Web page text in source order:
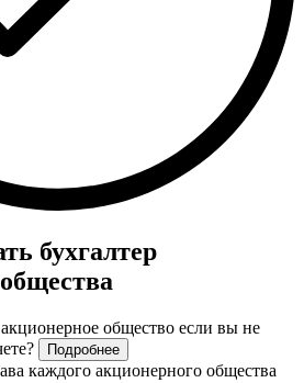
бухгалтер
общество если вы не
Подробнее
каждого акционерного общества